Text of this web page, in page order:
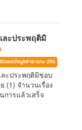
ละประพฤติมิ
ปิดเผยข้อมูลสาธารณะ (ITA)
ละประพฤติมิชอบ
(1) จำนวนเรื่อง
การแล้วเสร็จ